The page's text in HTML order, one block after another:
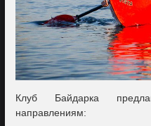
Клуб Байдарка
направлениям: